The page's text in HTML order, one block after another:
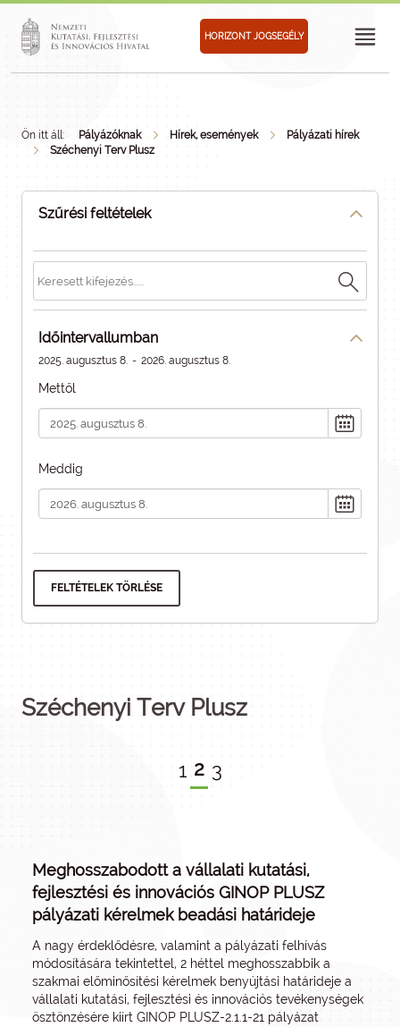
HORIZONT JOGSEGÉLY
Ön itt áll: Pályázóknak Hírek, események
Pályázati hírek
Széchenyi Terv Plusz
Szűrési feltételek
Időintervallumban
2025. augusztus 8. - 2026. augusztus 8.
Mettől
Meddig
FELTÉTELEK TÖRLÉSE
Széchenyi Terv Plusz
1 2 3
Meghosszabodott a vállalati kutatási,
fejlesztési és innovációs GINOP PLUSZ
pályázati kérelmek beadási határideje
A nagy érdeklődésre, valamint a pályázati felhívás
módosítására tekintettel, 2 héttel meghosszabbik a
szakmai előminősítési kérelmek benyújtási határideje a
vállalati kutatási, fejlesztési és innovációs tevékenységek
ösztönzésére kiírt GINOP PLUSZ-2.1.1-21 pályázat